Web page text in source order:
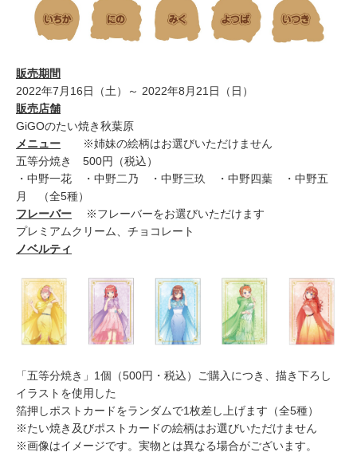
販売期間
2022年7月16日（土）～ 2022年8月21日（日）
販売店舗
GiGOのたい焼き秋葉原
メニュー ※姉妹の絵柄はお選びいただけません
五等分焼き 500円（税込）
・中野一花 ・中野二乃 ・中野三玖 ・中野四葉 ・中野五
月 （全5種）
フレーバー ※フレーバーをお選びいただけます
プレミアムクリーム、チョコレート
ノベルティ
「五等分焼き」1個（500円・税込）ご購入につき、描き下ろし
イラストを使用した
箔押しポストカードをランダムで1枚差し上げます（全5種）
​※たい焼き及びポストカードの絵柄はお選びいただけません
※画像はイメージです。実物とは異なる場合がございます。